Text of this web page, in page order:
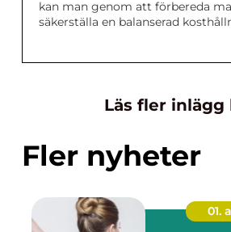
kan man genom att förbereda
säkerställa en balanserad
Läs fler inlägg
Fler nyheter
01.